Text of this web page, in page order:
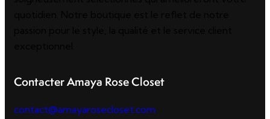
Contacter Amaya Rose Closet
contact@amayarosecloset.com